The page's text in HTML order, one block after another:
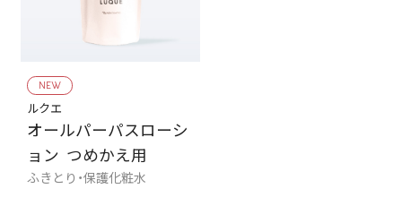
NEW
ルクエ
オールパーパスローシ
ョン つめかえ用
ふきとり・保護化粧水